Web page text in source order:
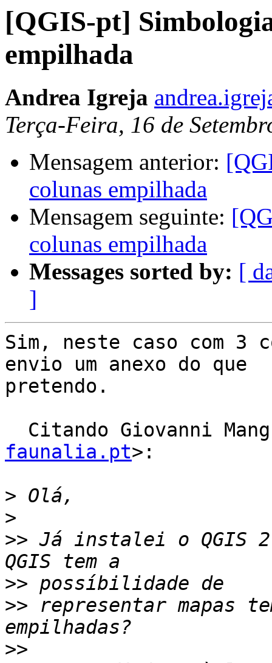
[QGIS-pt]
empilhada
Andrea Igreja
Terça-Feira, 16 de
Mensagem anterior:
colunas empilhada
Mensagem seguinte:
colunas empilhada
Messages sorted by: [
]
Sim, neste caso com 3
envio um anexo do que
pretendo.
Citando Giovanni
faunalia.pt>:
>
>
>> Já instalei o QGIS
>>
>> representar mapas
>>